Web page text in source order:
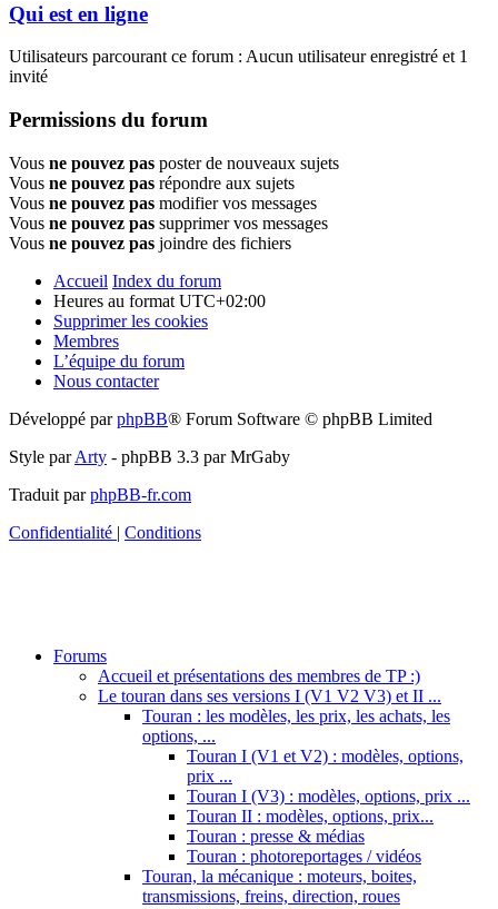
Qui est en ligne
Utilisateurs parcourant ce forum : Aucun utilisateur enregistré et 1
invité
Permissions du forum
Vous ne pouvez pas poster de nouveaux sujets
Vous ne pouvez pas répondre aux sujets
Vous ne pouvez pas modifier vos messages
Vous ne pouvez pas supprimer vos messages
Vous ne pouvez pas joindre des fichiers
Accueil Index du forum
Heures au format UTC+02:00
Supprimer les cookies
Membres
L’équipe du forum
Nous contacter
Développé parphpBB® Forum Software © phpBB Limited
Style parArty - phpBB 3.3 par MrGaby
Traduit parphpBB-fr.com
Confidentialité | Conditions
Forums
Accueil et présentations des membres de TP :)
Le touran dans ses versions I (V1 V2 V3) et II ...
Touran : les modèles, les prix, les achats, les
options, ...
Touran I (V1 et V2) : modèles, options,
prix ...
Touran I (V3) : modèles, options, prix ...
Touran II : modèles, options, prix...
Touran : presse & médias
Touran : photoreportages / vidéos
Touran, la mécanique : moteurs, boites,
transmissions, freins, direction, roues